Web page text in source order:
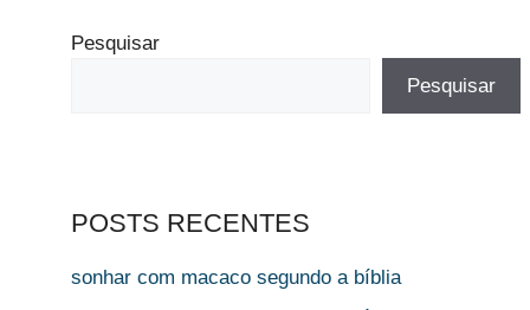
Pesquisar
Pesquisar
POSTS RECENTES
sonhar com macaco segundo a bíblia